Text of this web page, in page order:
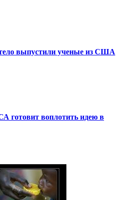
выпустили ученые из США
готовит воплотить идею в